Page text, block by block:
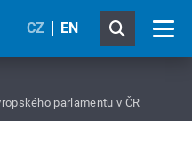
CZ EN
parlamentu v ČR